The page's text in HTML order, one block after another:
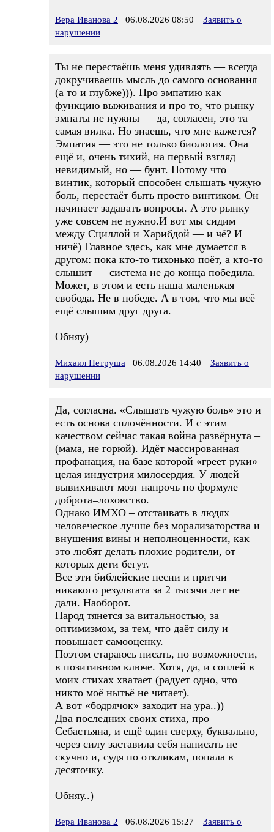
Вера Иванова 2 06.08.2026 08:50
Заявить о
нарушении
Ты не перестаёшь меня удивлять — всегда
докручиваешь мысль до самого основания
(а то и глубже))). Про эмпатию как
функцию выживания и про то, что рынку
эмпаты не нужны — да, согласен, это та
самая вилка. Но знаешь, что мне кажется?
Эмпатия — это не только биология. Она
ещё и, очень тихий, на первый взгляд
невидимый, но — бунт. Потому что
винтик, который способен слышать чужую
боль, перестаёт быть просто винтиком. Он
начинает задавать вопросы. А это рынку
уже совсем не нужно.И вот мы сидим
между Сциллой и Харибдой — и чё? И
ничё) Главное здесь, как мне думается в
другом: пока кто-то тихонько поёт, а кто-то
слышит — система не до конца победила.
Может, в этом и есть наша маленькая
свобода. Не в победе. А в том, что мы всё
ещё слышим друг друга.
Обняу)
Михаил Петруша 06.08.2026 14:40
Заявить о
нарушении
Да, согласна. «Слышать чужую боль» это и
есть основа сплочённости. И с этим
качеством сейчас такая война развёрнута –
(мама, не горюй). Идёт массированная
профанация, на базе которой «греет руки»
целая индустрия милосердия. У людей
вывихивают мозг напрочь по формуле
доброта=лоховство.
Однако ИМХО – отстаивать в людях
человеческое лучше без морализаторства и
внушения вины и неполноценности, как
это любят делать плохие родители, от
которых дети бегут.
Все эти библейские песни и притчи
никакого результата за 2 тысячи лет не
дали. Наоборот.
Народ тянется за витальностью, за
оптимизмом, за тем, что даёт силу и
повышает самооценку.
Поэтом стараюсь писать, по возможности,
в позитивном ключе. Хотя, да, и соплей в
моих стихах хватает (радует одно, что
никто моё нытьё не читает).
А вот «бодрячок» заходит на ура..))
Два последних своих стиха, про
Себастьяна, и ещё один сверху, буквально,
через силу заставила себя написать не
скучно и, судя по откликам, попала в
десяточку.
Обняу..)
Вера Иванова 2 06.08.2026 15:27
Заявить о